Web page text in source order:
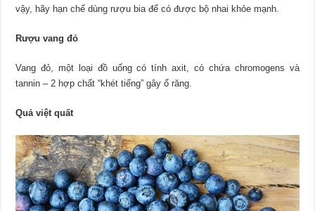
vậy, hãy hạn chế dùng rượu bia để có được bộ nhai khỏe mạnh.
Rượu vang đỏ
Vang đỏ, một loại đồ uống có tính axit, có chứa chromogens và
tannin – 2 hợp chất “khét tiếng” gây ố răng.
Quả việt quất